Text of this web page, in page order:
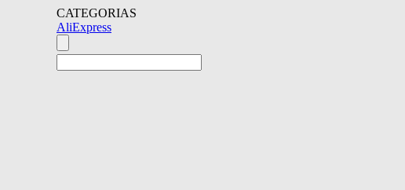
CATEGORIAS
AliExpress